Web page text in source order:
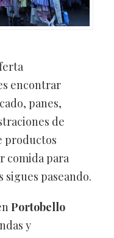
encontrar
panes,
de
productos
comida para
paseando.
Portobello
y